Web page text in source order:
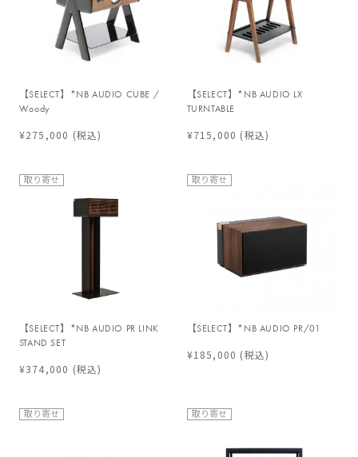
【SELECT】*NB AUDIO CUBE /
Woody
¥275,000 (税込)
【SELECT】*NB AUDIO LX
TURNTABLE
¥715,000 (税込)
取り寄せ
【SELECT】*NB AUDIO PR LINK
STAND SET
¥374,000 (税込)
取り寄せ
【SELECT】*NB AUDIO PR/01
¥185,000 (税込)
取り寄せ 取り寄せ